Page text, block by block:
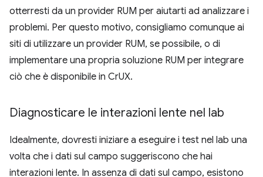
otterresti da un provider RUM per aiutarti ad analizzare i
problemi. Per questo motivo, consigliamo comunque ai
siti di utilizzare un provider RUM, se possibile, o di
implementare una propria soluzione RUM per integrare
ciò che è disponibile in CrUX.
Diagnosticare le interazioni lente nel lab
Idealmente, dovresti iniziare a eseguire i test nel lab una
volta che i dati sul campo suggeriscono che hai
interazioni lente. In assenza di dati sul campo, esistono